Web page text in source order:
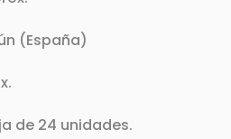
(España)
de 24 unidades.